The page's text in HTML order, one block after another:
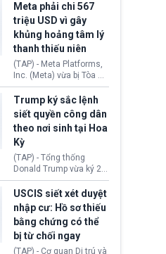
thương mại, áp thuế mới
cùng lệnh cấm công
nghệ gần đây từ phía
Washington.
phán hòa bình, Iran
khẳng định chưa có bất
kỳ thỏa thuận nào.
Tehran cho rằng, Hoa Kỳ
chỉ đang dàn dựng “màn
kịch ngoại giao” để xoa
dịu căng thẳng.
Meta phải chi 567
triệu USD vì gây
khủng hoảng tâm lý
thanh thiếu niên
(TAP) - Meta Platforms,
Inc. (Meta) vừa bị Tòa án
bang New Mexico yêu
cầu đóng góp 567 triệu
USD vào một quỹ khắc
phục hậu quả. Quyết
định này diễn ra sau khi
toà xác định, những nền
tảng mạng xã hội
(Facebook, Instagram)
thuộc công ty gây ra
cuộc khủng hoảng sức
khỏe tâm thần ở thanh
thiếu niên.
Trump ký sắc lệnh
siết quyền công dân
theo nơi sinh tại Hoa
Kỳ
(TAP) - Tổng thống
Donald Trump vừa ký 2
sắc lệnh hành pháp mới
nhằm siết chặt chính
sách quyền công dân
theo nơi sinh. Động thái
diễn ra sau khi Tòa án
Tối cao Hoa Kỳ
(SCOTUS) hôm 30/7
USCIS siết xét duyệt
nhập cư: Hồ sơ thiếu
bằng chứng có thể
bị từ chối ngay
(TAP) - Cơ quan Di trú và